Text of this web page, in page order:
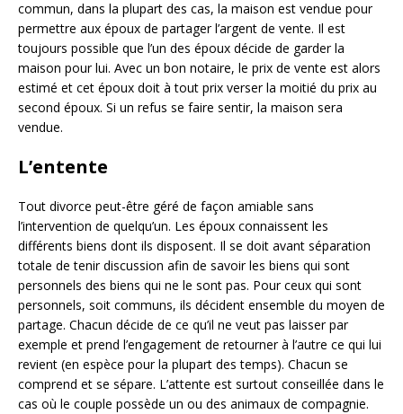
commun, dans la plupart des cas, la maison est vendue pour
permettre aux époux de partager l’argent de vente. Il est
toujours possible que l’un des époux décide de garder la
maison pour lui. Avec un bon notaire, le prix de vente est alors
estimé et cet époux doit à tout prix verser la moitié du prix au
second époux. Si un refus se faire sentir, la maison sera
vendue.
L’entente
Tout divorce peut-être géré de façon amiable sans
l’intervention de quelqu’un. Les époux connaissent les
différents biens dont ils disposent. Il se doit avant séparation
totale de tenir discussion afin de savoir les biens qui sont
personnels des biens qui ne le sont pas. Pour ceux qui sont
personnels, soit communs, ils décident ensemble du moyen de
partage. Chacun décide de ce qu’il ne veut pas laisser par
exemple et prend l’engagement de retourner à l’autre ce qui lui
revient (en espèce pour la plupart des temps). Chacun se
comprend et se sépare. L’attente est surtout conseillée dans le
cas où le couple possède un ou des animaux de compagnie.